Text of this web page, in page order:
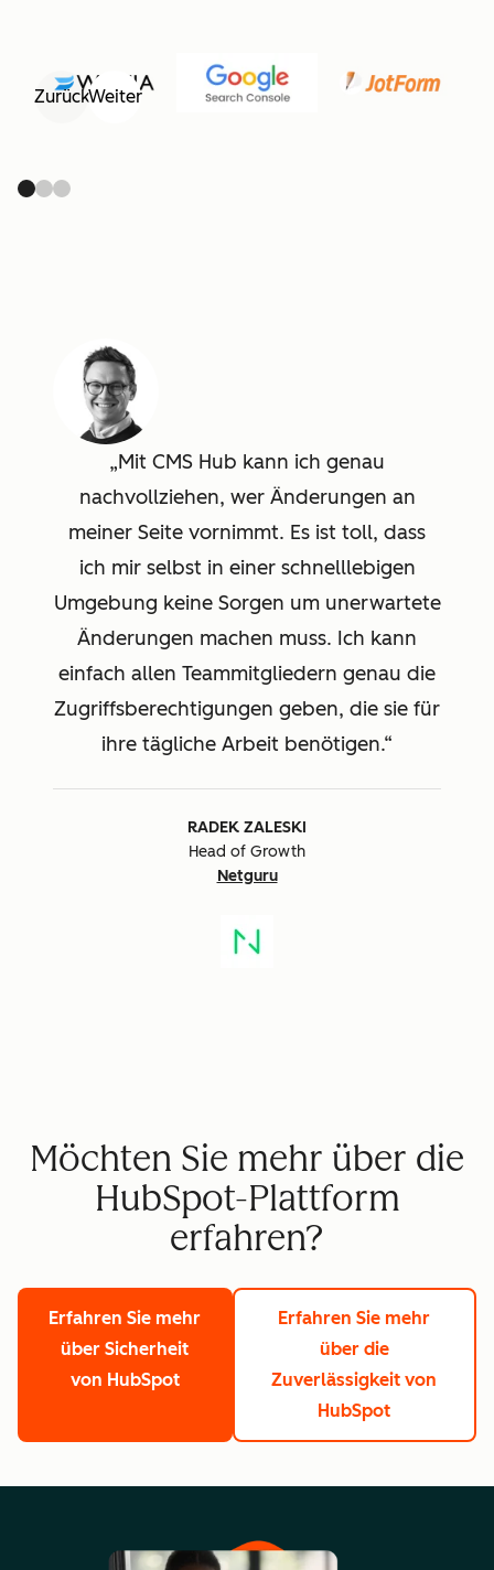
ZurückWeiter
Mit CMS Hub kann ich genau
nachvollziehen, wer Änderungen an
meiner Seite vornimmt. Es ist toll, dass
ich mir selbst in einer schnelllebigen
Umgebung keine Sorgen um unerwartete
Änderungen machen muss. Ich kann
einfach allen Teammitgliedern genau die
Zugriffsberechtigungen geben, die sie für
ihre tägliche Arbeit benötigen.
RADEK ZALESKI
Head of Growth
Netguru
Möchten Sie mehr über die
HubSpot-Plattform
erfahren?
Erfahren Sie mehr
über Sicherheit
von HubSpot
Erfahren Sie mehr
über die
Zuverlässigkeit von
HubSpot